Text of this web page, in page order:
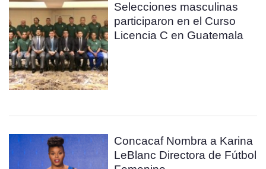
Selecciones masculinas
participaron en el Curso
Licencia C en Guatemala
Concacaf Nombra a Karina
LeBlanc Directora de Fútbol